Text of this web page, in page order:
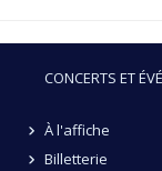
CONCERTS ET
À l'affiche
Billetterie